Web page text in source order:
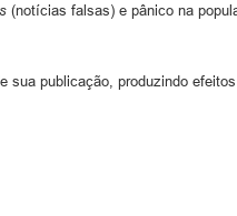
(notícias falsas) e pânico na
sua publicação, produzindo